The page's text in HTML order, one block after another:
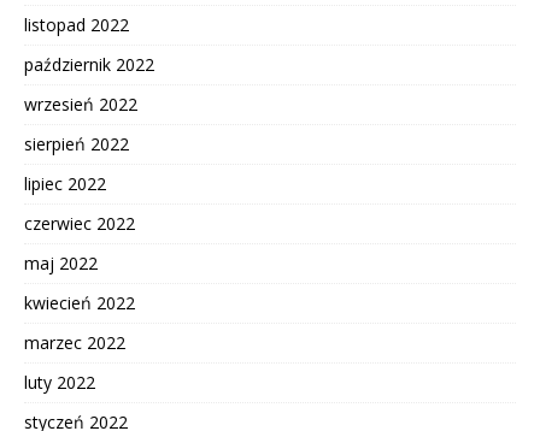
listopad 2022
październik 2022
wrzesień 2022
sierpień 2022
lipiec 2022
czerwiec 2022
maj 2022
kwiecień 2022
marzec 2022
luty 2022
styczeń 2022